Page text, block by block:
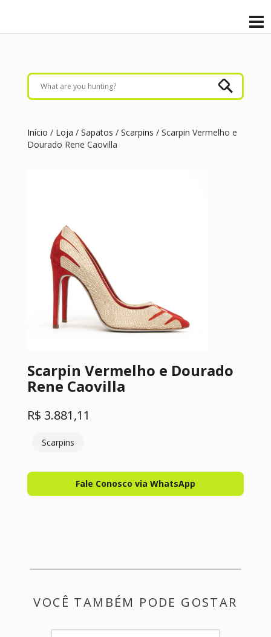
Início / Loja / Sapatos / Scarpins / Scarpin Vermelho e
Dourado Rene Caovilla
Scarpin Vermelho e Dourado
Rene Caovilla
R$ 3.881,11
Scarpins
Fale Conosco via WhatsApp
VOCÊ TAMBÉM PODE GOSTAR